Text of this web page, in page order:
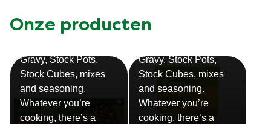
Onze producten
Gravy, Stock Pots,
Stock Cubes, mixes
and seasoning.
Whatever you’re
cooking, there’s a
Gravy, Stock Pots,
Stock Cubes, mixes
and seasoning.
Whatever you’re
cooking, there’s a